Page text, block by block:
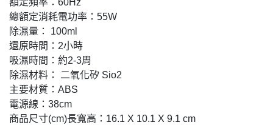
額定頻率：60Hz
總額定消耗電功率：55W
除濕量： 100ml
還原時間：2小時
吸濕時間：約2-3周
除濕材料： 二氧化矽 Sio2
主要材質：ABS
電源線：38cm
商品尺寸(cm)長寬高：16.1 X 10.1 X 9.1 cm